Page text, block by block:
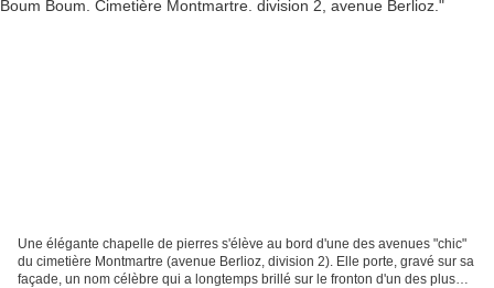
Une élégante chapelle de pierres s'élève au bord d'une des avenues "chic"
du cimetière Montmartre (avenue Berlioz, division 2). Elle porte, gravé sur sa
façade, un nom célèbre qui a longtemps brillé sur le fronton d'un des plus